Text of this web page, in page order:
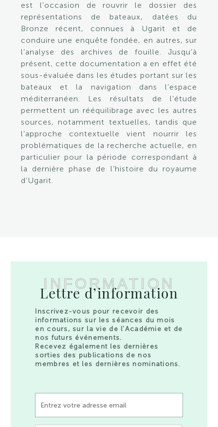
est l’occasion de rouvrir le dossier des
représentations de bateaux, datées du
Bronze récent, connues à Ugarit et de
conduire une enquête fondée, en autres, sur
l’analyse des archives de fouille. Jusqu’à
présent, cette documentation a en effet été
sous-évaluée dans les études portant sur les
bateaux et la navigation dans l’espace
méditerranéen. Les résultats de l’étude
permettent un rééquilibrage avec les autres
sources, notamment textuelles, tandis que
l’approche contextuelle vient nourrir les
problématiques de la recherche actuelle, en
particulier pour la période correspondant à
la dernière phase de l’histoire du royaume
d’Ugarit.
INFORMATION
Lettre d’information
Inscrivez-vous pour recevoir des
informations sur les séances du mois
en cours, sur la vie de l’Académie et de
nos futurs événements.
Recevez également les dernières
sorties des publications de nos
membres et les dernières nominations.